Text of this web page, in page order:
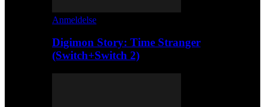
Anmeldelse
Digimon Story: Time Stranger
(Switch+Switch 2)